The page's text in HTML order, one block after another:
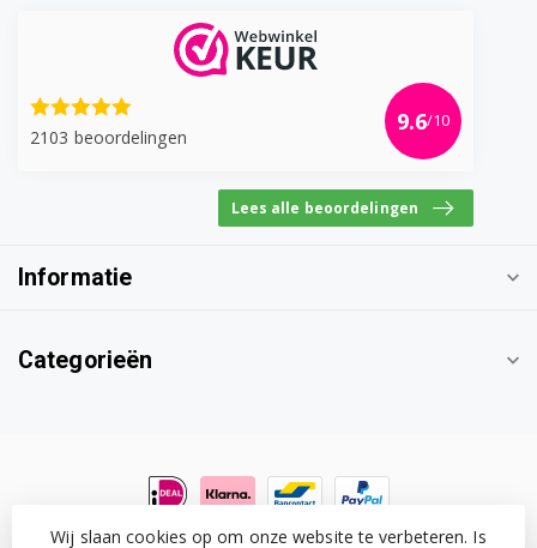
2103 beoordelingen
9.6/10
Lees alle beoordelingen
Informatie
Categorieën
© Copyright 2026 Witgoedonderdeel.com- Powered by
Wij slaan cookies op om onze website te verbeteren. Is